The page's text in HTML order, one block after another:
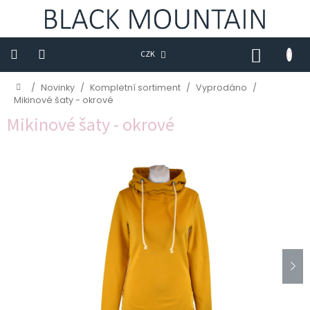
CZK
KOŠÍK
Novinky
M
Domů
/ Novinky / Kompletní sortiment / Vyprodáno /
Mikinové šaty - okrové
Mikinové šaty - okrové